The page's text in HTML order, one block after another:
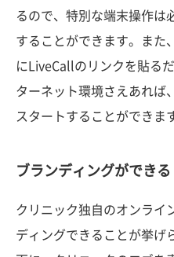
るので、特別な端末操作は
することができます。また
にLiveCallのリンクを貼る
ターネット環境さえあれば
スタートすることができま
ブランディングができる
クリニック独自のオンライ
ディングできることが挙げ